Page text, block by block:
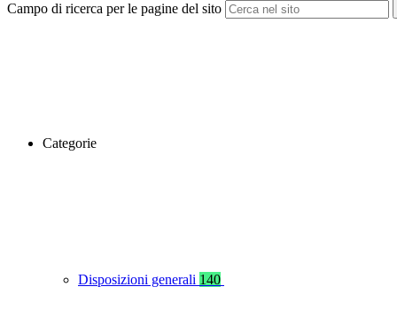
Campo di ricerca per le pagine del sito
Categorie
Disposizioni generali 140